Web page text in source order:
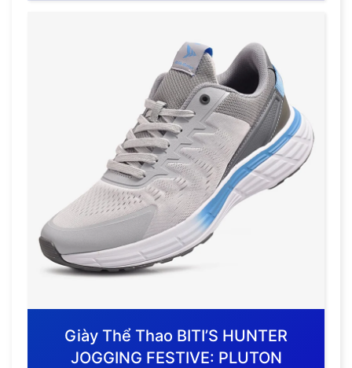
Giày Thể Thao BITI’S HUNTER
JOGGING FESTIVE: PLUTON